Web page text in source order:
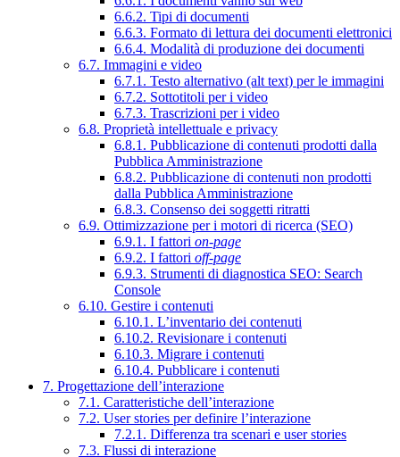
6.6.2. Tipi di documenti
6.6.3. Formato di lettura dei documenti elettronici
6.6.4. Modalità di produzione dei documenti
6.7. Immagini e video
6.7.1. Testo alternativo (alt text) per le immagini
6.7.2. Sottotitoli per i video
6.7.3. Trascrizioni per i video
6.8. Proprietà intellettuale e privacy
6.8.1. Pubblicazione di contenuti prodotti dalla
Pubblica Amministrazione
6.8.2. Pubblicazione di contenuti non prodotti
dalla Pubblica Amministrazione
6.8.3. Consenso dei soggetti ritratti
6.9. Ottimizzazione per i motori di ricerca (SEO)
6.9.1. I fattori on-page
6.9.2. I fattori off-page
6.9.3. Strumenti di diagnostica SEO: Search
Console
6.10. Gestire i contenuti
6.10.1. L’inventario dei contenuti
6.10.2. Revisionare i contenuti
6.10.3. Migrare i contenuti
6.10.4. Pubblicare i contenuti
7. Progettazione dell’interazione
7.1. Caratteristiche dell’interazione
7.2. User stories per definire l’interazione
7.2.1. Differenza tra scenari e user stories
7.3. Flussi di interazione